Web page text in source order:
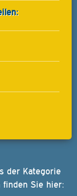
der Kategorie
finden Sie hier: